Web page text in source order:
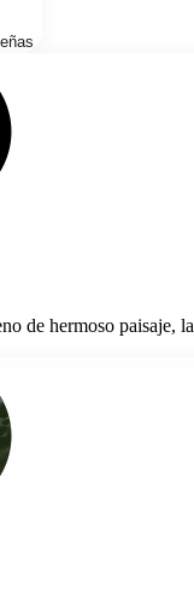
de hermoso paisaje,